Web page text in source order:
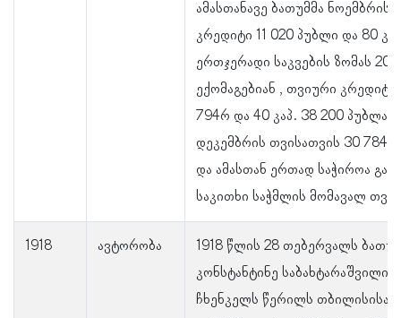
ამასთანავე ბათუმმა ნოემბრის
კრედიტი 11 020 პუბლი და 80
ერთჯერადი საკვების ზომას 20
ექომაგებიან , თვიური კრედიტი
794რ და 40 კაპ. 38 200
დეკემბრის თვისათვის 30 784
და ამასთან ერთად საჭიროა
საკითხი საჭმლის მომავალ
1918 ავტორობა
1918 წლის 28 თებერვალს
კონსტანტინე საბახტარაშვილი
ჩხენკელს წერილს თბილისისა